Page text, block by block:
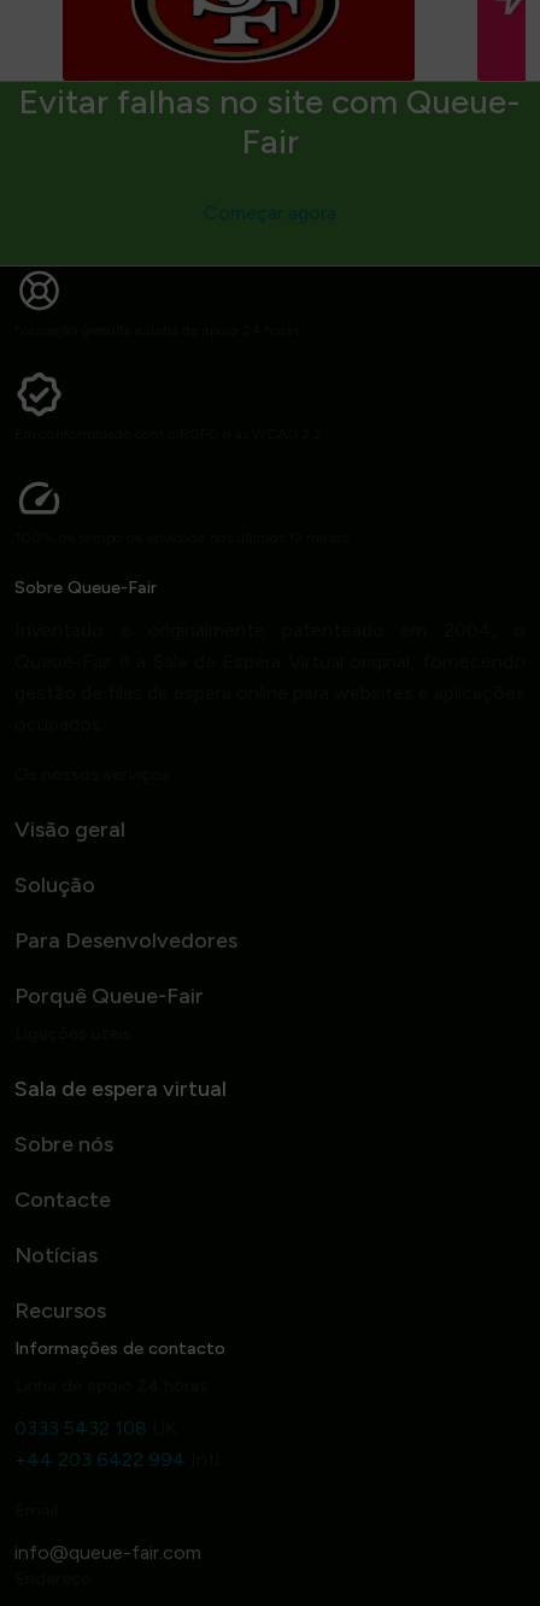
Evitar falhas no site com Queue-
Fair
Sobre Queue-Fair
Visão geral
Solução
Para Desenvolvedores
Porquê Queue-Fair
Sala de espera virtual
Sobre nós
Contacte
Notícias
Recursos
Informações de contacto
0333 5432 108
+44 203 6422 994